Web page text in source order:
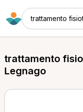
trattamento
trattamento
Legnago